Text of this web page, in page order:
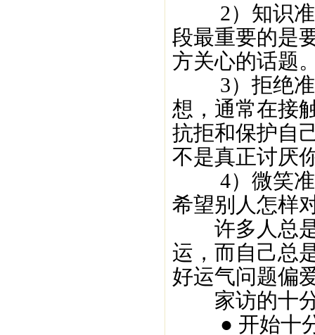
2）知识准
段最重要的是
方关心的话题
3）拒绝准
想，通常在接
抗拒和保护自
不是真正讨厌
4）微笑准
希望别人怎样
许多人总是
运，而自己总
好运气问题偏
家访的十分
● 开始十分